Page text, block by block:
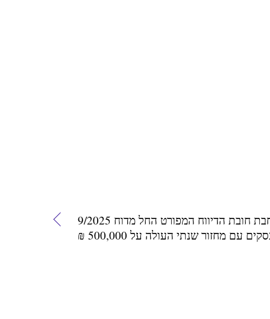
הרחבת חובת הדיווח המפורט החל מדוח 9/2025
לעסקים עם מחזור שנתי העולה על 500,000 ₪